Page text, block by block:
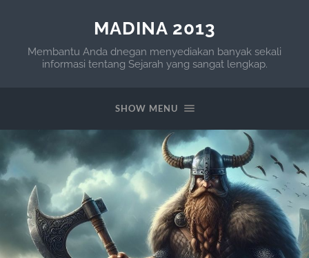
MADINA 2013
Membantu Anda dnegan menyediakan banyak sekali
informasi tentang Sejarah yang sangat lengkap.
SHOW MENU